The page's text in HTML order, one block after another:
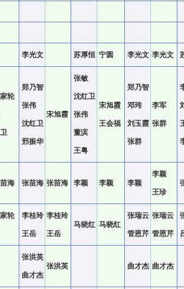
李光文 苏厚恒 宁圆 李光文 李光文
轮
郑乃智
张伟
沈红卫
邢振华
宋旭霞
张敏
沈红卫
张伟
董滨
王粤
宋旭霞
王会福
郑乃智
邓玮
刘玉霞
张群
李军
张群
海 张苗海 张苗海 李颖 李颖 李颖
李颖
王珍
轮 李桂玲
王岳
李桂玲
王岳
马晓红 马晓红
张瑞云
管恩芹
张瑞云
管恩芹
张洪英
曲才杰
张洪英 曲才杰 曲才杰